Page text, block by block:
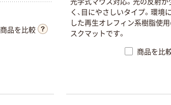
商品を比較
光学式マウス対応。光の反射が
く、目にやさしいタイプ。環境
した再生オレフィン系樹脂使
スクマットです。
商品を比